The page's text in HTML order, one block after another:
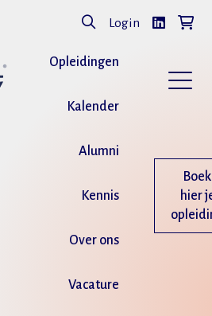
Login
Opleidingen
Kalender
Alumni
Kennis
Over ons
Vacature
Boek
hier